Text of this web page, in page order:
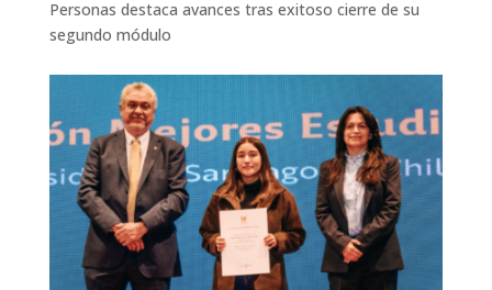
Personas destaca avances tras exitoso cierre de su
segundo módulo